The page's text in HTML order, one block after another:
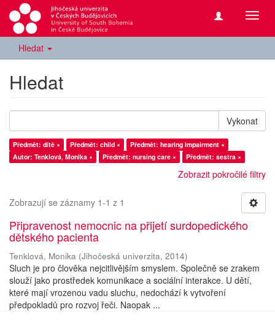
Hledat
Hledat
Vykonat
Předmět: dítě × Předmět: child ×
Předmět: hearing impairment ×
Autor: Tenklová, Monika ×
Předmět: nursing care × Předmět: sestra ×
Zobrazit pokročilé filtry
Zobrazují se záznamy 1-1 z 1
Připravenost nemocnic na přijetí surdopedického
dětského pacienta
Tenklová, Monika (Jihočeská univerzita, 2014)
Sluch je pro člověka nejcitlivějším smyslem. Společně se zrakem
slouží jako prostředek komunikace a sociální interakce. U dětí,
které mají vrozenou vadu sluchu, nedochází k vytvoření
předpokladů pro rozvoj řeči. Naopak ...